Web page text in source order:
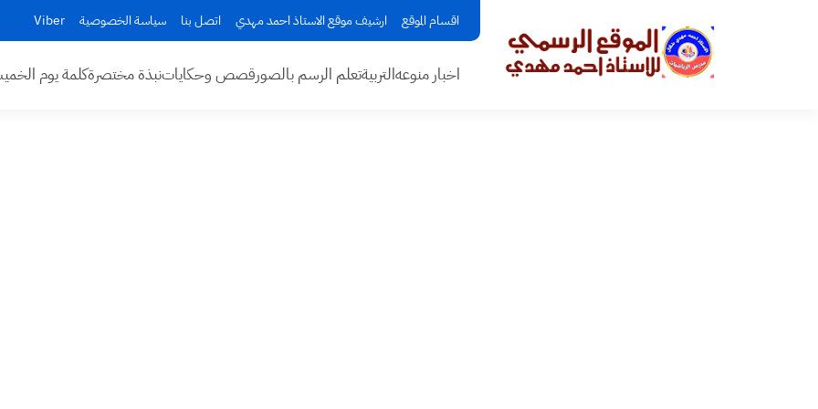
اقسام الموقع ارشيف موقع الاستاذ احمد مهدي اتصل بنا سياسة الخصوصية Viber
اخبار منوعهالتربيةتعلم الرسم بالصورقصص وحكاياتنبذة مختصرةكلمة يوم